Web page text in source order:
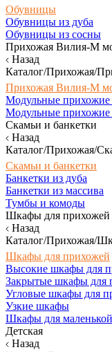
Обувницы
Обувницы из дуба
Обувницы из сосны
Прихожая Вилия-М
Назад
Каталог/Прихожая/
Прихожая Вилия-М
Модульные прихожие
Модульные прихожие
Скамьи и банкетки
Назад
Каталог/Прихожая/
Скамьи и банкетки
Банкетки из дуба
Банкетки из массива
Тумбы и комоды
Шкафы для прихожей
Назад
Каталог/Прихожая/
Шкафы для прихожей
Высокие шкафы для
Закрытые шкафы для
Угловые шкафы для
Узкие шкафы
Шкафы для
Детская
Назад